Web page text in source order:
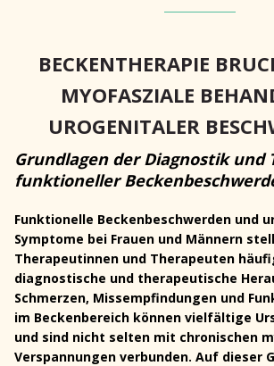
BECKENTHERAPIE
MYOFASZIALE
UROGENITALER
Grundlagen der Diagnostik und
funktioneller
Funktionelle Beckenbeschwerden und
Symptome bei Frauen und Männern
Therapeutinnen und Therapeuten
diagnostische und therapeutische
Schmerzen, Missempfindungen und
im Beckenbereich können vielfältige
und sind nicht selten mit chronischen
Verspannungen verbunden. Auf dieser